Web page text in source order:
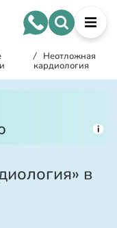
/ Неотложная
кардиология
i
в